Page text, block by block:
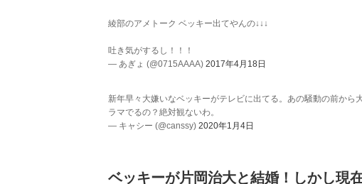
綾部のアメトーク ベッキー出てやんの↓↓↓
吐き気がするし！！！
— あぎょ (@0715AAAA) 2017年4月18日
新年早々大嫌いなベッキーがテレビに出てる。あの騒動の前か
ラマでるの？絶対観ないわ。
— キャシー (@canssy) 2020年1月4日
ベッキーが片岡治大と結婚！しかし現